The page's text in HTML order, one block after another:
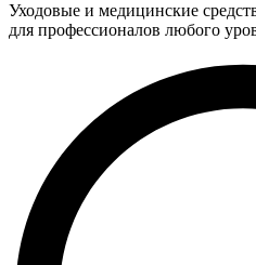
Уходовые и медицинские
для профессионалов любого